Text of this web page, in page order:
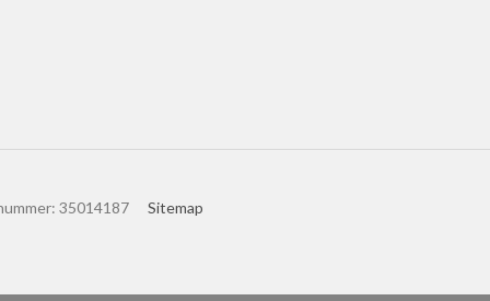
: 35014187
Sitemap